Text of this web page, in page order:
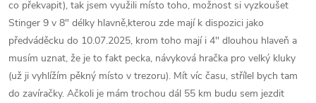
co překvapit), tak jsem využili místo toho, možnost si vyzkoušet
Stinger 9 v 8" délky hlavně,kterou zde mají k dispozici jako
předváděcku do 10.07.2025, krom toho mají i 4" dlouhou hlaveň a
musím uznat, že je to fakt pecka, návyková hračka pro velký kluky
(už ji vyhlížím pěkný místo v trezoru). Mít víc času, střílel bych tam
do zavíračky. Ačkoli je mám trochou dál 55 km budu sem jezdit